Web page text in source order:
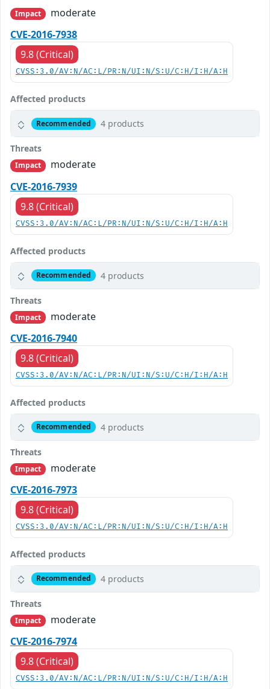
Impact
moderate
CVE-2016-7938
9.8 (Critical)
CVSS:3.0/AV:N/AC:L/PR:N/UI:N/S:U/C:H/I:H/A:H
Affected products
Recommended 4 products
Threats
Impact
moderate
CVE-2016-7939
9.8 (Critical)
CVSS:3.0/AV:N/AC:L/PR:N/UI:N/S:U/C:H/I:H/A:H
Affected products
Recommended 4 products
Threats
Impact
moderate
CVE-2016-7940
9.8 (Critical)
CVSS:3.0/AV:N/AC:L/PR:N/UI:N/S:U/C:H/I:H/A:H
Affected products
Recommended 4 products
Threats
Impact
moderate
CVE-2016-7973
9.8 (Critical)
CVSS:3.0/AV:N/AC:L/PR:N/UI:N/S:U/C:H/I:H/A:H
Affected products
Recommended 4 products
Threats
Impact
moderate
CVE-2016-7974
9.8 (Critical)
CVSS:3.0/AV:N/AC:L/PR:N/UI:N/S:U/C:H/I:H/A:H